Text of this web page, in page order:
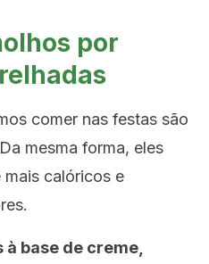
por
comer nas festas são
mesma forma, eles
calóricos e
base de creme,